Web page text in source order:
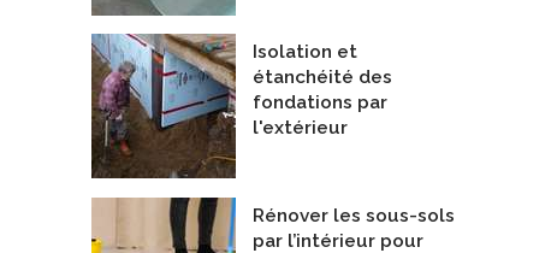
Isolation et
étanchéité des
fondations par
l'extérieur
Rénover les sous-sols
par l’intérieur pour